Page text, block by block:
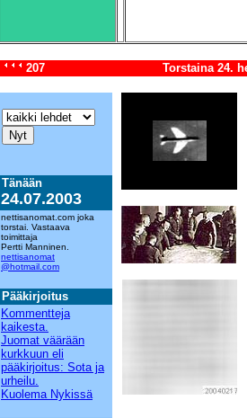
207 Torstaina 24.
Tänään
24.07.2003
nettisanomat.com joka
torstai. Vastaava
toimittaja
Pertti Manninen.
nettisanomat
@hotmail.com
Pääkirjoitus
Kommentteja
kaikesta.
Juomat väärään
kurkkuun eli
pääkirjoitus: Sota ja
urheilu.
Kuolema Nykissä